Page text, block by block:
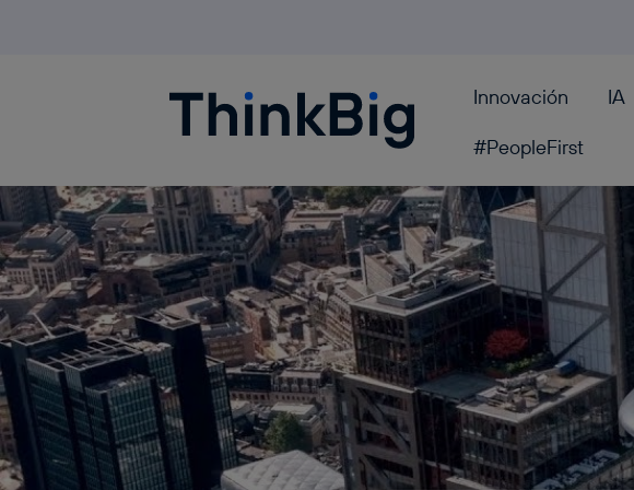
Blogthinkbig.com Innovación IA
#PeopleFirst